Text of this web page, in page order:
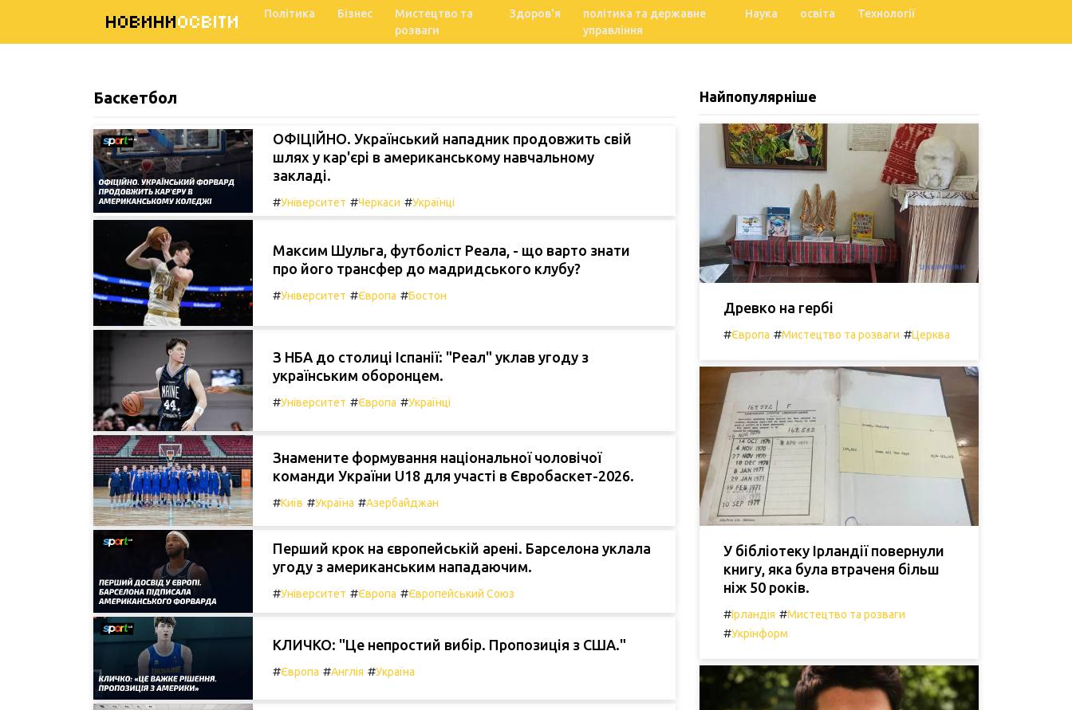
НОВИНИОСВІТИ Політика Бізнес
Мистецтво та
розваги
Здоров'я
політика та державне
управління
Наука освіта Технології
Баскетбол
ОФІЦІЙНО. Український нападник продовжить свій
шлях у кар'єрі в американському навчальному
закладі.
#Університет #Черкаси #Українці
Максим Шульга, футболіст Реала, - що варто знати
про його трансфер до мадридського клубу?
#Університет #Європа #Бостон
З НБА до столиці Іспанії: "Реал" уклав угоду з
українським оборонцем.
#Університет #Європа #Українці
Знамените формування національної чоловічої
команди України U18 для участі в Євробаскет-2026.
#Київ #Україна #Азербайджан
Перший крок на європейській арені. Барселона уклала
угоду з американським нападаючим.
#Університет #Європа #Європейський Союз
КЛИЧКО: "Це непростий вибір. Пропозиція з США."
#Європа #Англія #Україна
Найпопулярніше
Древко на гербі
#Європа #Мистецтво та розваги #Церква
У бібліотеку Ірландії повернули
книгу, яка була втраченя більш
ніж 50 років.
#Ірландія #Мистецтво та розваги
#Укрінформ